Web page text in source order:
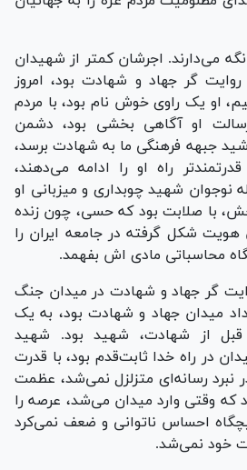
می‌دارند. اجرشان کمتر از شهیدان
گر جهاد و شهادت بود، امروز
او یک راوی خوش نام بود، با مردم
او آگاهی بخشی بود، دشمن
جبهه فرهنگی ما به شها‌دت برسد،
راه او را ادامه می‌دهند،
اولیه پسر ۱۲ ساله نوجوان شهید چوبداری و میزبانی او
با صلابت بود که حسی، چون زنده
هویت شکل گرفته در جامعه ایران را
محاسباتی مادی اش بفهمد.
گر جهاد و شهادت در میدان جنگ
میدان جهاد و شهادت بود، به یک
از شهادت، شهید بود. شهید
در راه خدا ثابت‌قدم بود، با قدرت
نبرد رسانه‌ای متزلزل نمی‌شد، عظمت
که وقتی وارد میدان می‌شد، عرصه را
احساس ناتوانی و ضعف نمی‌کرد
خود نمی‌شد.